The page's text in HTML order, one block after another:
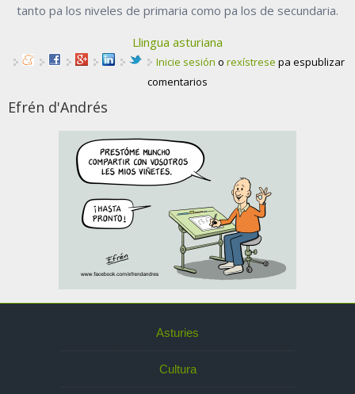
tanto pa los niveles de primaria como pa los de secundaria.
Llingua asturiana
Inicie sesión o rexístrese pa espublizar
comentarios
Efrén d'Andrés
Asturies
Cultura